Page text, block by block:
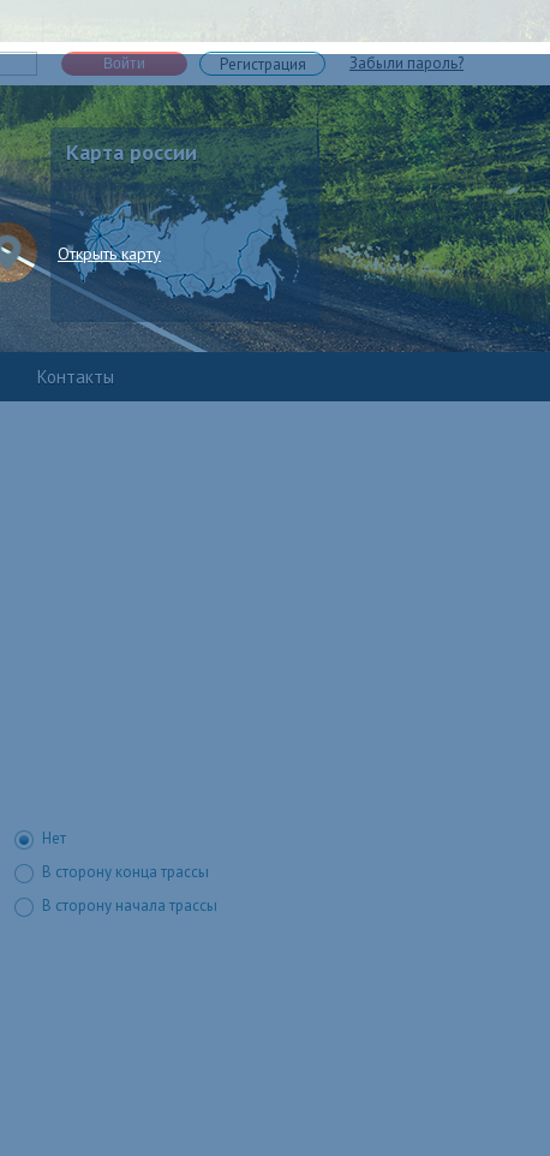
Войти Регистрация Забыли пароль?
Карта россии
Контакты
Нет
В сторону конца трассы
В сторону начала трассы
Открыть карту